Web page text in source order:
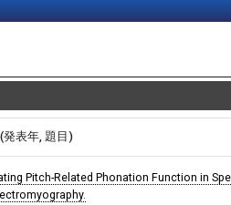
発表年, 題目)
Pitch-Related Phonation Function in